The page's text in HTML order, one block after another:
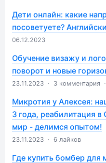
Дети онлайн: какие
посоветуете?
06.12.2023
Обучение визажу и
поворот и новые
23.11.2023 · 3 комментария ·
Микротия у Алексея:
3 года, реабилитация
мир - делимся опытом!
23.11.2023 · 6 лайков
Где купить бомбер для